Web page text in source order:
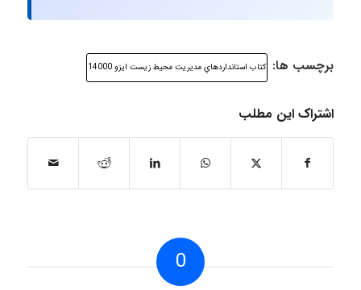
برچسب ها: كتاب استانداردهاي مديريت محيط زيست ايزو 14000
اشتراک این مطلب
0